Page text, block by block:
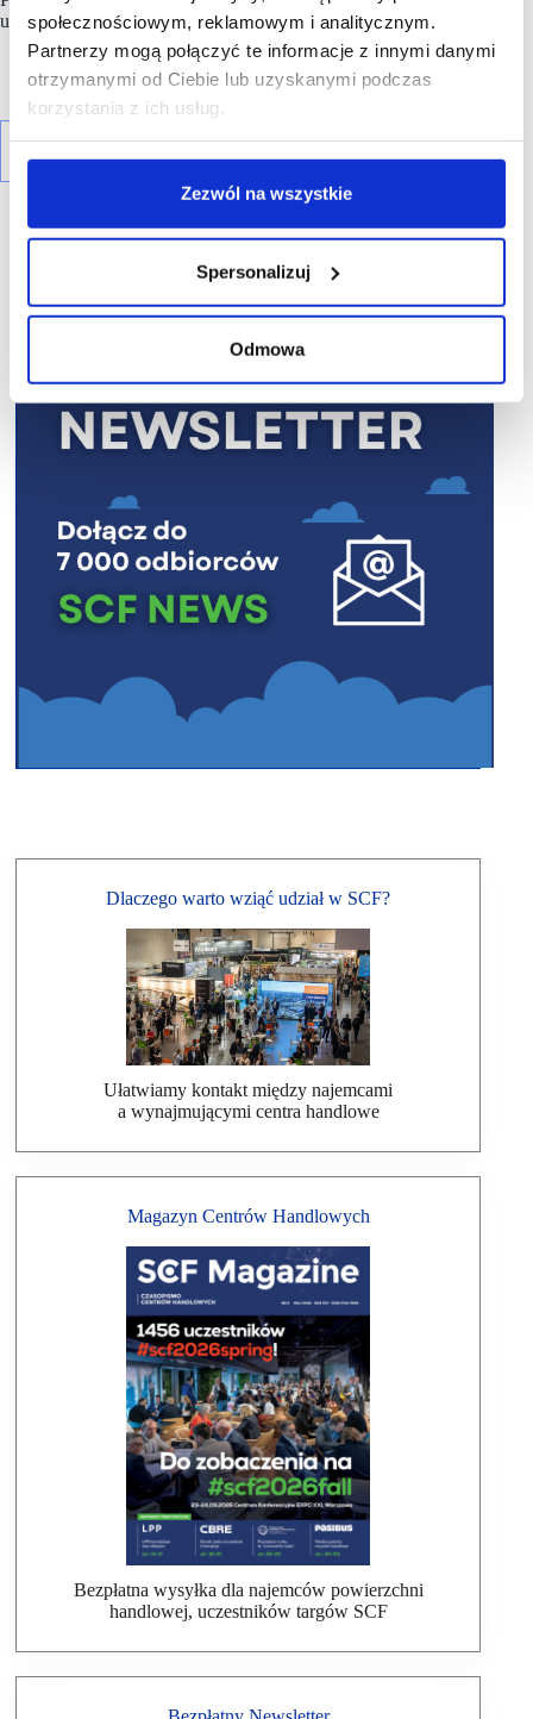
społecznościowym, reklamowym i analitycznym.
Partnerzy mogą połączyć te informacje z innymi danymi
otrzymanymi od Ciebie lub uzyskanymi podczas
korzystania z ich usług.
Zezwól na wszystkie
Spersonalizuj
Odmowa
użytkowa to łącznie ponad 100 000 mkw.
Dlaczego warto wziąć udział w SCF?
Ułatwiamy kontakt między najemcami
a wynajmującymi centra handlowe
Magazyn Centrów Handlowych
Bezpłatna wysyłka dla najemców powierzchni
handlowej, uczestników targów SCF